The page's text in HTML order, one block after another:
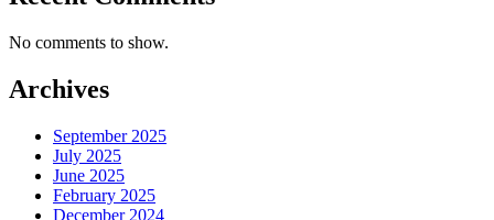
No comments to show.
Archives
September 2025
July 2025
June 2025
February 2025
December 2024